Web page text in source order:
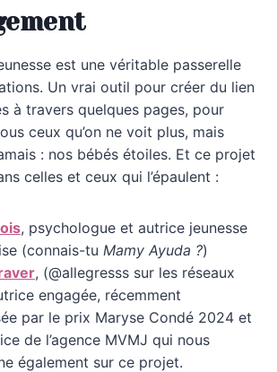
est une véritable passerelle
Un vrai outil pour créer du lien
à travers quelques pages, pour
ceux qu’on ne voit plus, mais
: nos bébés étoiles. Et ce projet
celles et ceux qui l’épaulent :
, psychologue et autrice jeunesse
(connais-tu Mamy Ayuda ?)
, (@allegresss sur les réseaux
engagée, récemment
par le prix Maryse Condé 2024 et
de l’agence MVMJ qui nous
également sur ce projet.